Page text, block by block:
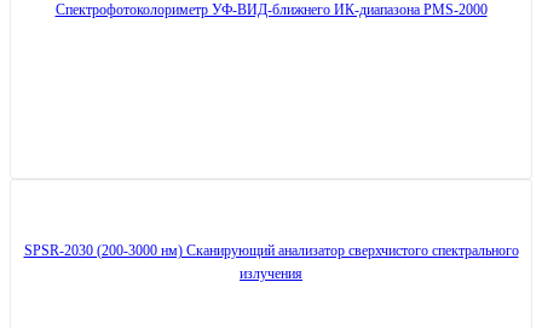
Спектрофотоколориметр УФ-ВИД-ближнего ИК-диапазона PMS-2000
SPSR-2030 (200-3000 нм) Сканирующий анализатор сверхчистого спектрального
излучения